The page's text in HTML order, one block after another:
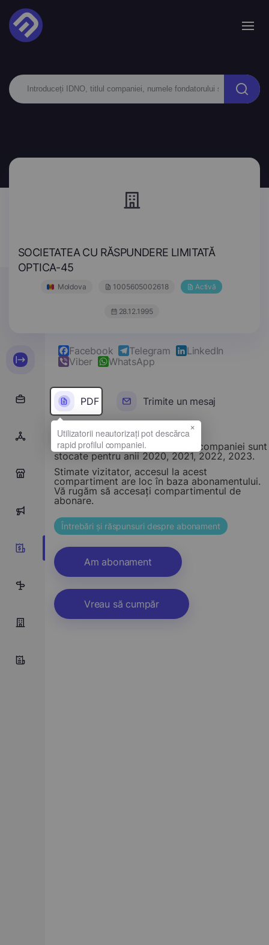
SOCIETATEA CU RĂSPUNDERE LIMITATĂ
OPTICA-45
Moldova 1005605002618 Activă
28.12.1995
0
4
Facebook Telegram
LinkedIn
Viber
WhatsApp
PDF Trimite un mesaj
Rapoarte financiare ale acestei companiei sunt
stocate pentru anii 2020, 2021, 2022, 2023.
Stimate vizitator, accesul la acest
compartiment are loc în baza abonamentului.
Vă rugăm să accesați compartimentul de
abonare.
Întrebări și răspunsuri despre abonament
Am abonament
Vreau să cumpăr
×